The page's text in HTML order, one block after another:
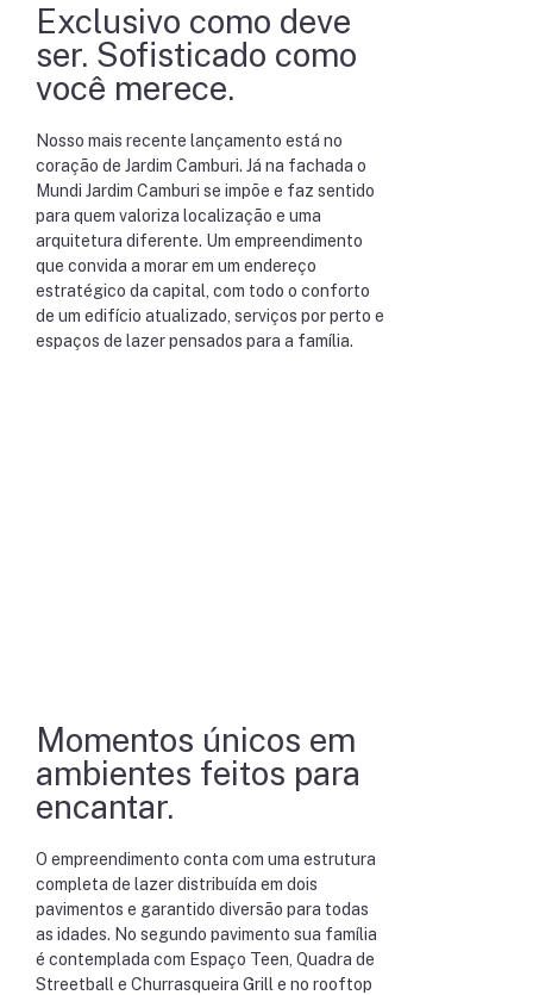
Exclusivo como deve
ser. Sofisticado como
você merece.
Nosso mais recente lançamento está no
coração de Jardim Camburi. Já na fachada o
Mundi Jardim Camburi se impõe e faz sentido
para quem valoriza localização e uma
arquitetura diferente. Um empreendimento
que convida a morar em um endereço
estratégico da capital, com todo o conforto
de um edifício atualizado, serviços por perto e
espaços de lazer pensados para a família.
Momentos únicos em
ambientes feitos para
encantar.
O empreendimento conta com uma estrutura
completa de lazer distribuída em dois
pavimentos e garantido diversão para todas
as idades. No segundo pavimento sua família
é contemplada com Espaço Teen, Quadra de
Streetball e Churrasqueira Grill e no rooftop